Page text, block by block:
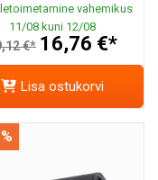
vahemikus
11/08 kuni 12/08
€* 16,76 €*
Lisa ostukorvi